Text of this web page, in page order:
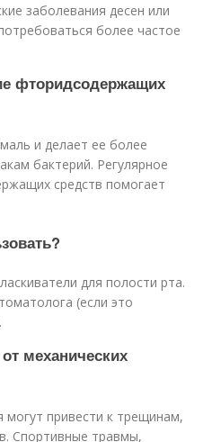
заболевания десен или
более частое
фторидсодержащих
и делает ее более
бактерий. Регулярное
средств помогает
для полости рта.
(если это
механических
привести к трещинам,
Спортивные травмы,